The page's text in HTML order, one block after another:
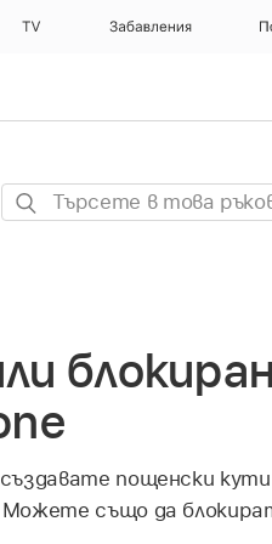
TV Забавления
Търсете
пощенски
също да